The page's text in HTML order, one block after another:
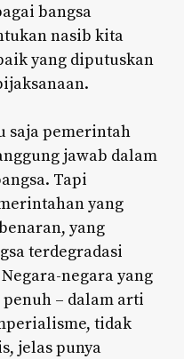
bangsa
nasib kita
yang diputuskan
saja pemerintah
jawab dalam
Tapi
yang
yang
terdegradasi
negara yang
– dalam arti
tidak
jelas punya